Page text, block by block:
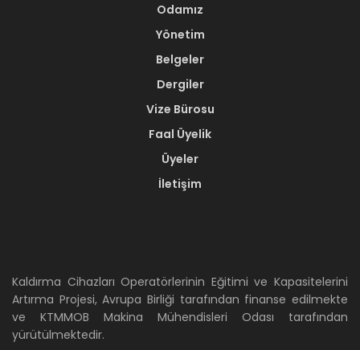
Odamız
Yönetim
Belgeler
Dergiler
Vize Bürosu
Faal Üyelik
Üyeler
İletişim
Kaldırma Cihazları Operatörlerinin Eğitimi ve Kapasitelerini
Artırma Projesi, Avrupa Birliği tarafından finanse edilmekte
ve KTMMOB Makina Mühendisleri Odası tarafından
yürütülmektedir.